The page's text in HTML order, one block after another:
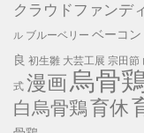
クラウドファンデ
ル ブルーベリー ベーコン
良 初生雛 大芸工展 宗田節
式 漫画烏骨
白烏骨鶏育休